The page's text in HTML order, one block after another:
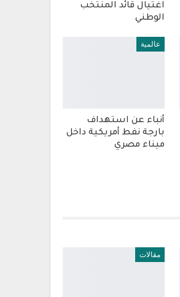
اغتيال قائد المنتخب
الوطني
عالمية
أنباء عن استهداف
بارجة نفط أمريكية داخل
ميناء مصري
مقالات